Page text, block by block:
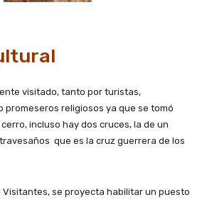
visitado, tanto por turistas,
promeseros religiosos ya que se tomó
incluso hay dos cruces, la de un
que es la cruz guerrera de los
Visitantes, se proyecta habilitar un puesto